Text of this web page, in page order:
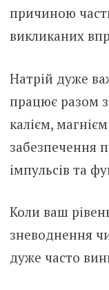
причиною
викликаних
Натрій дуже
працює разом
калієм,
забезпечення
імпульсів та
Коли ваш
зневоднення
дуже часто